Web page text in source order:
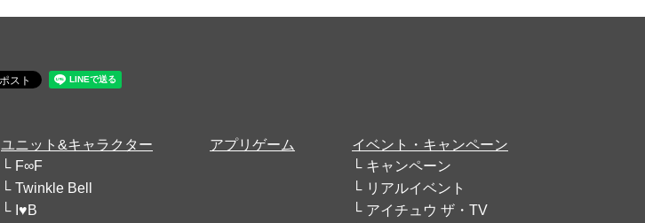
ユニット&キャラクター
F∞F
Twinkle Bell
I♥B
アプリゲーム
イベント・キャンペーン
キャンペーン
リアルイベント
アイチュウ ザ・TV